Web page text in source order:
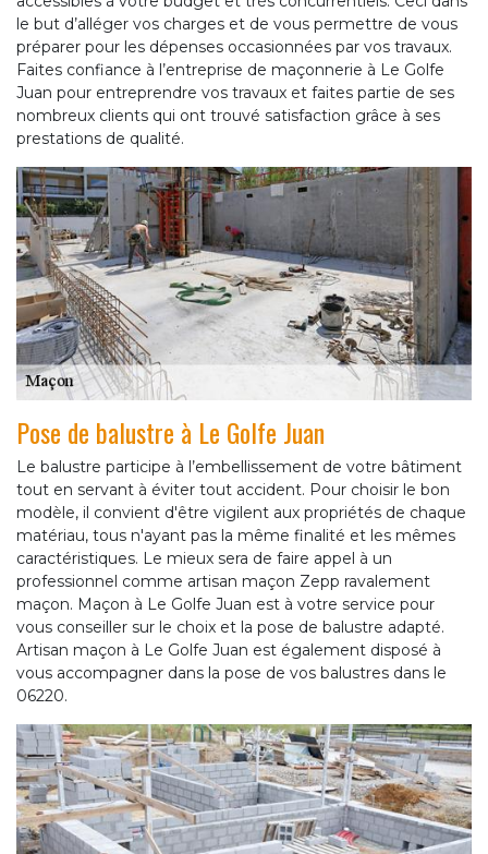
le but d’alléger vos charges et de vous permettre de vous
préparer pour les dépenses occasionnées par vos travaux.
Faites confiance à l’entreprise de maçonnerie à Le Golfe
Juan pour entreprendre vos travaux et faites partie de ses
nombreux clients qui ont trouvé satisfaction grâce à ses
prestations de qualité.
Pose de balustre à Le Golfe Juan
Le balustre participe à l’embellissement de votre bâtiment
tout en servant à éviter tout accident. Pour choisir le bon
modèle, il convient d'être vigilent aux propriétés de chaque
matériau, tous n'ayant pas la même finalité et les mêmes
caractéristiques. Le mieux sera de faire appel à un
professionnel comme artisan maçon Zepp ravalement
maçon. Maçon à Le Golfe Juan est à votre service pour
vous conseiller sur le choix et la pose de balustre adapté.
Artisan maçon à Le Golfe Juan est également disposé à
vous accompagner dans la pose de vos balustres dans le
06220.